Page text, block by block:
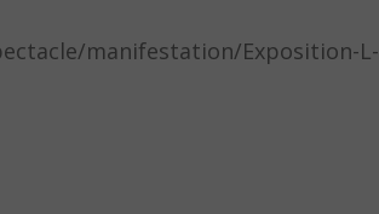
manifestation/Exposition-L-